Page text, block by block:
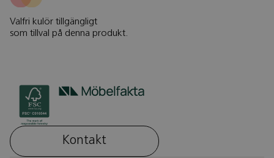
Valfri kulör tillgängligt
som tillval på denna produkt.
Kontakt